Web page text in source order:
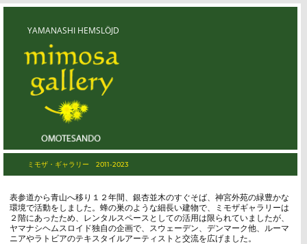
コ
ン
YAMANASHI HEMSLÖJD
Yamanashi Hemslöjd
ミモザ・ギャラリー 2011-2023
表参道から青山へ移り１２年間、銀杏並木のすぐそば、神宮外苑の緑豊かな
環境で活動をしました。蜂の巣のような細長い建物で、ミモザギャラリーは
２階にあったため、レンタルスペースとしての活用は限られていましたが、
ヤマナシヘムスロイド独自の企画で、スウェーデン、デンマーク他、ルーマ
ニアやラトビアのテキスタイルアーティストと交流を広げました。